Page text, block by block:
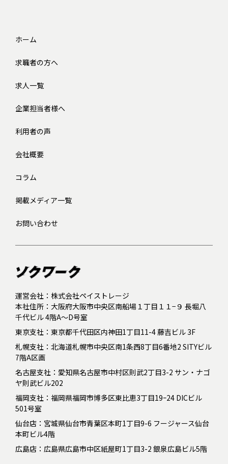
ホーム
求職者の方へ
求人一覧
企業担当者様へ
利用者の声
会社概要
コラム
掲載メディア一覧
お問い合わせ
運営会社：株式会社ペイストレージ
本社住所：大阪府大阪市中央区南船場１丁目１１−９ 長堀八
千代ビル 4階A～D号室
東京支社：東京都千代田区内神田1丁目11-4 藤吉ビル 3F
札幌支社：北海道札幌市中央区南1条西8丁目6番地2 SITYビル
7階A区画
名古屋支社：愛知県名古屋市中村区則武2丁目3-2 サン・ナゴ
ヤ則武ビル202
福岡支社：福岡県福岡市博多区東比恵3丁目19ｰ24 DICビル
501号室
仙台店：宮城県仙台市青葉区本町1丁目9-6 フージャース仙台
本町ビル4階
広島店：広島県広島市中区紙屋町1丁目3-2 銀泉広島ビル5階